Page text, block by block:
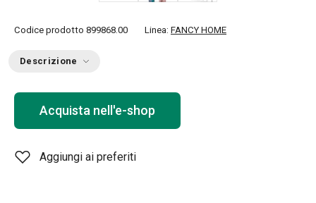
Codice prodotto 899868.00 Linea: FANCY HOME
Descrizione
Acquista nell'e-shop
Aggiungi ai preferiti